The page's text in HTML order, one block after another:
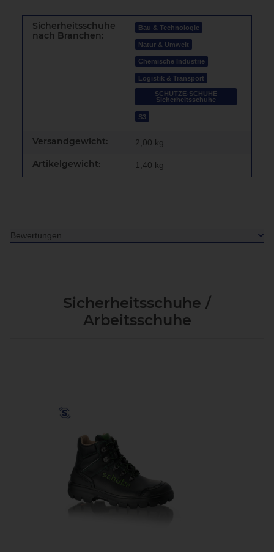
Sicherheitsschuhe
nach Branchen:
Bau & Technologie
Natur & Umwelt
Chemische Industrie
Logistik & Transport
SCHÜTZE-SCHUHE
Sicherheitsschuhe
S3
Versandgewicht: 2,00 kg
Artikelgewicht: 1,40 kg
Bewertungen
Sicherheitsschuhe /
Arbeitsschuhe